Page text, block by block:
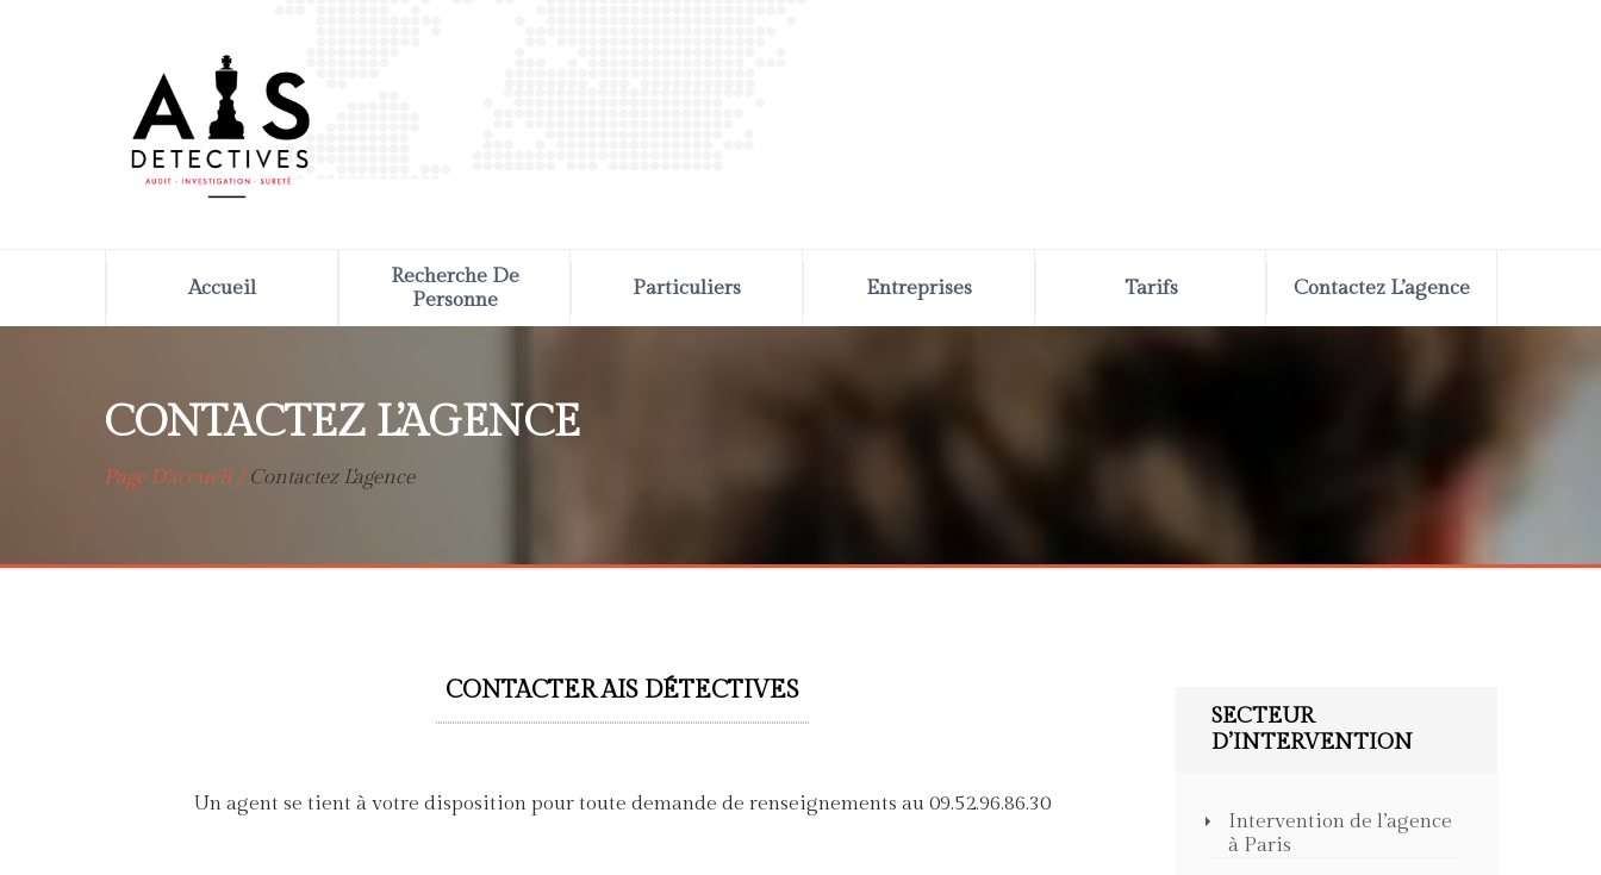
Accueil
Recherche De
Personne
Particuliers Entreprises Tarifs Contactez L’agence
CONTACTEZ L’AGENCE
Page D'accueil Contactez L'agence
CONTACTER AIS DÉTECTIVES
Un agent se tient à votre disposition pour toute demande de renseignements au 09.52.96.86.30
SECTEUR
D’INTERVENTION
Intervention de l’agence
à Paris